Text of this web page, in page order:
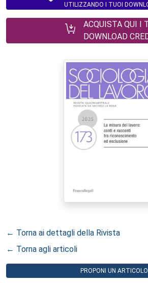
UTILIZZANDO I TUOI
ACQUISTA QUI I
DOWNLOAD
← Torna ai dettagli della Rivista
← Torna agli articoli
PROPONI UN ARTICOLO